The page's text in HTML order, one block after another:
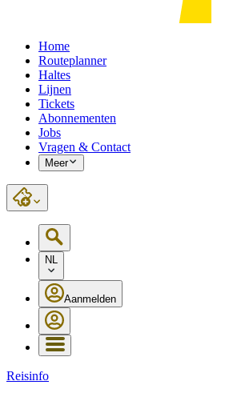
Home
Routeplanner
Haltes
Lijnen
Tickets
Abonnementen
Jobs
Vragen & Contact
Meer
NL
Aanmelden
Reisinfo